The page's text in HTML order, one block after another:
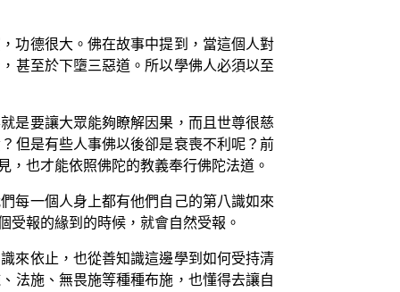
功德很大。佛在故事中提到，當這個人對
甚至於下墮三惡道。所以學佛人必須以至
是要讓大眾能夠瞭解因果，而且世尊很慈
但是有些人事佛以後卻是衰喪不利呢？前
，也才能依照佛陀的教義奉行佛陀法道。
每一個人身上都有他們自己的第八識如來
受報的緣到的時候，就會自然受報。
來依止，也從善知識這邊學到如何受持清
法施、無畏施等種種布施，也懂得去讓自